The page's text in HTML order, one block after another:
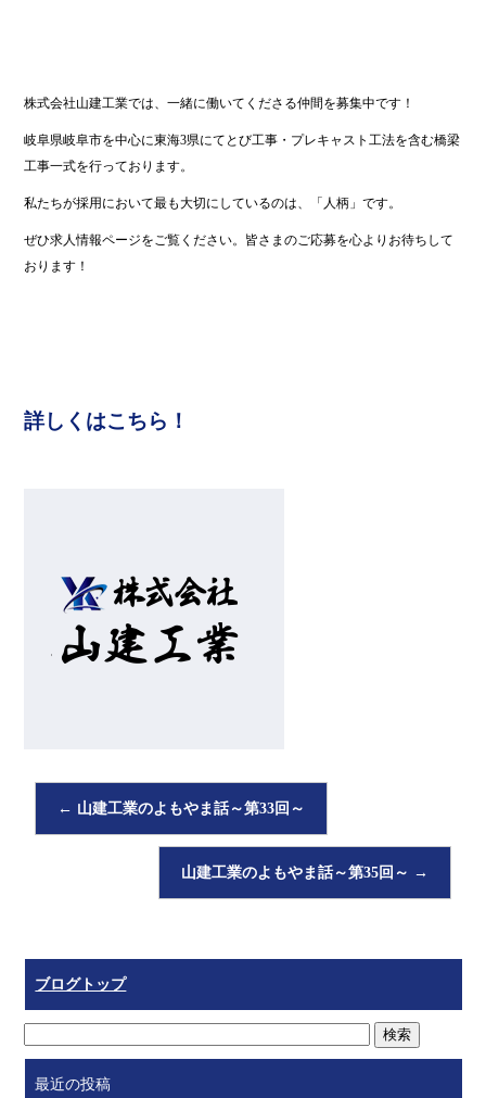
株式会社山建工業では、一緒に働いてくださる仲間を募集中です！
岐阜県岐阜市を中心に東海3県にてとび工事・プレキャスト工法を含む橋梁
工事一式を行っております。
私たちが採用において最も大切にしているのは、「人柄」です。
ぜひ求人情報ページをご覧ください。皆さまのご応募を心よりお待ちして
おります！
詳しくはこちら！
← 山建工業のよもやま話～第33回～
山建工業のよもやま話～第35回～ →
ブログトップ
最近の投稿